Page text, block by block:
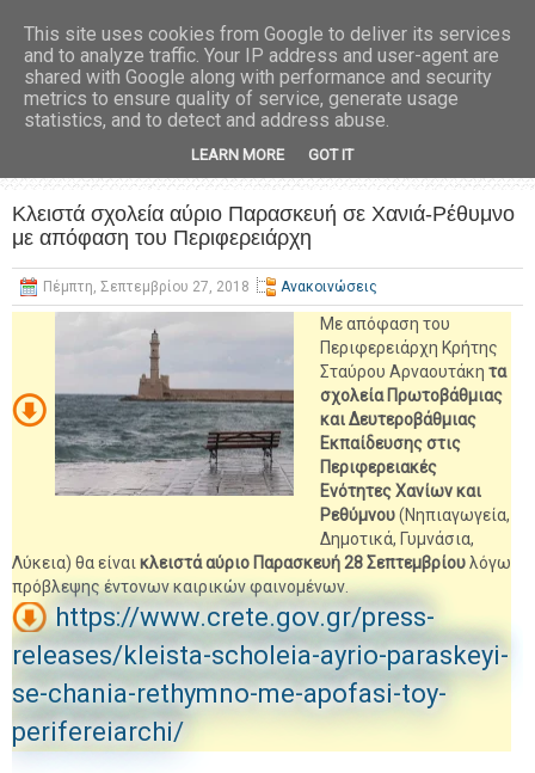
Κλειστά σχολεία αύριο Παρασκευή σε Χανιά-Ρέθυμνο
με απόφαση του Περιφερειάρχη
Πέμπτη, Σεπτεμβρίου 27, 2018 Ανακοινώσεις
Με απόφαση του
Περιφερειάρχη Κρήτης
Σταύρου Αρναουτάκη τα
σχολεία Πρωτοβάθμιας
και Δευτεροβάθμιας
Εκπαίδευσης στις
Περιφερειακές
Ενότητες Χανίων και
Ρεθύμνου(Νηπιαγωγεία,
Δημοτικά, Γυμνάσια,
Λύκεια) θα είναι κλειστά αύριο Παρασκευή 28 Σεπτεμβρίουλόγω
πρόβλεψης έντονων καιρικών φαινομένων.
https://www.crete.gov.gr/press-
releases/kleista-scholeia-ayrio-paraskeyi-
se-chania-rethymno-me-apofasi-toy-
perifereiarchi/
This site uses cookies from Google to deliver its services
and to analyze traffic. Your IP address and user-agent are
shared with Google along with performance and security
metrics to ensure quality of service, generate usage
statistics, and to detect and address abuse.
LEARN MORE GOT IT